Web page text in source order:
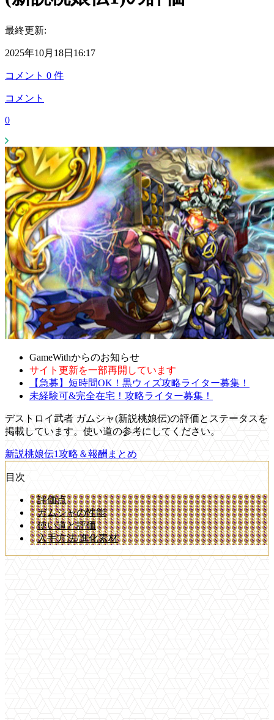
最終更新:
2025年10月18日16:17
コメント 0 件
コメント
0
GameWithからのお知らせ
サイト更新を一部再開しています
【急募】短時間OK！黒ウィズ攻略ライター募集！
未経験可&完全在宅！攻略ライター募集！
デストロイ武者 ガムシャ(新説桃娘伝)の評価とステータスを
掲載しています。使い道の参考にしてください。
新説桃娘伝1攻略＆報酬まとめ
目次
評価点
ガムシャの性能
使い道と評価
入手方法/進化素材